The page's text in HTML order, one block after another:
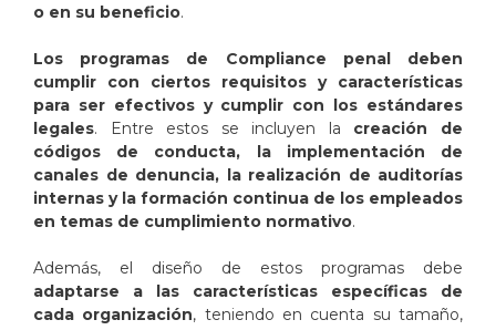
o en su beneficio.
Los programas de Compliance penal deben
cumplir con ciertos requisitos y características
para ser efectivos y cumplir con los estándares
legales. Entre estos se incluyen la creación de
códigos de conducta, la implementación de
canales de denuncia, la realización de auditorías
internas y la formación continua de los empleados
en temas de cumplimiento normativo.
Además, el diseño de estos programas debe
adaptarse a las características específicas de
cada organización, teniendo en cuenta su tamaño,